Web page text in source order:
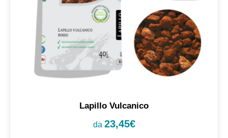
Lapillo Vulcanico
da 23,45€